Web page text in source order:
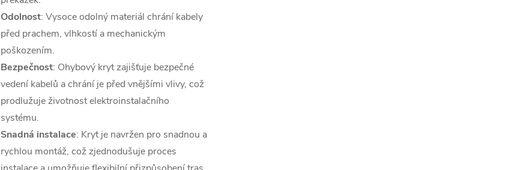
Odolnost: Vysoce odolný materiál chrání kabely
před prachem, vlhkostí a mechanickým
poškozením.
Bezpečnost: Ohybový kryt zajišťuje bezpečné
vedení kabelů a chrání je před vnějšími vlivy, což
prodlužuje životnost elektroinstalačního
systému.
Snadná instalace: Kryt je navržen pro snadnou a
rychlou montáž, což zjednodušuje proces